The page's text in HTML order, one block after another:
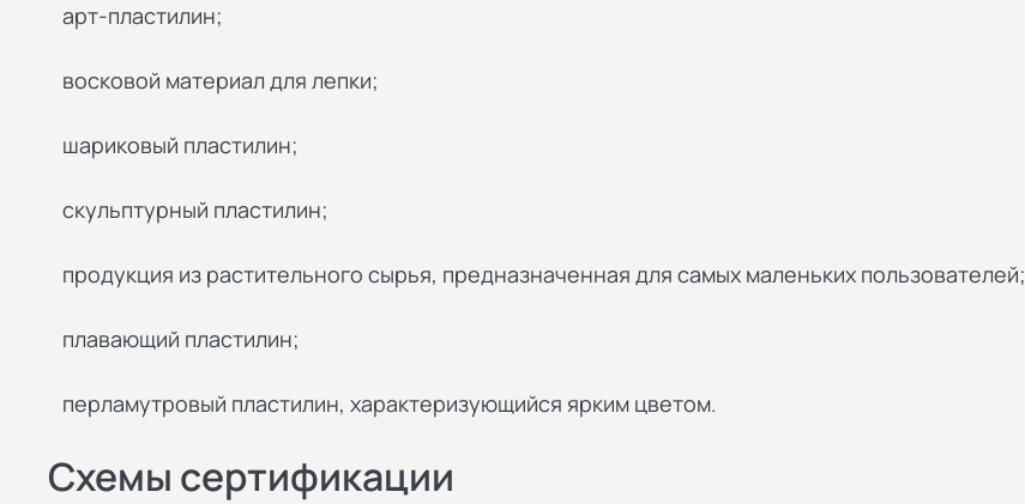
арт-пластилин;
восковой материал для лепки;
шариковый пластилин;
скульптурный пластилин;
продукция из растительного сырья, предназначенная для самых маленьких пользователей;
плавающий пластилин;
перламутровый пластилин, характеризующийся ярким цветом.
Схемы сертификации